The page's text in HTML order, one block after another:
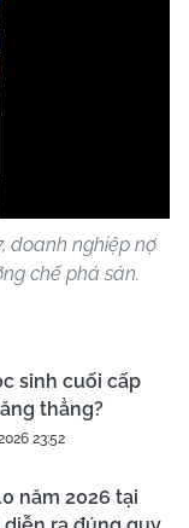
doanh nghiệp nợ
chế phá sản.
sinh cuối cấp
thẳng?
23:52
năm 2026 tại